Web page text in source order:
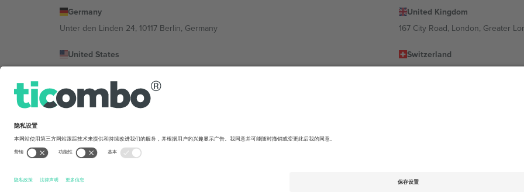
Germany
Unter den Linden 24, 10117 Berlin, Germany
United Kingdom
167 City Road, London, Greater
United States
Switzerland
Bulgaria
Mexico
Av Chapultepec 360, Roma Norte, Cuauhtémoc, 06700 Ciudad de México, CDMX, Mexico
平台提供商的法律实体可能会因地点、活动和/或领域而有所不同。有关详细信息，请查看特定活动页面、版权声明和条款。,